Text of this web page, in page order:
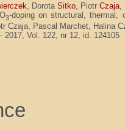
, DorotaSitko , PiotrCzaja
3-doping on structural, thermal,
Czaja, Pascal Marchet, Halina
2017, Vol. 122, nr 12, id. 124105